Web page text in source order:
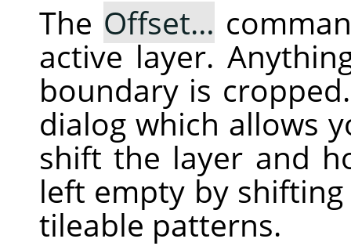
The Offset…
active layer.
boundary is
dialog which allows
shift the layer and
left empty by
tileable patterns.